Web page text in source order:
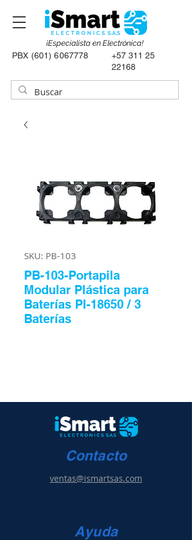
PBX (601) 6067778
+57 311 25
22168
¡Especialista en Electrónica!
SKU: PB-103
PB-103-Portapila
Modular Plástica para
Baterías PI-18650 / 3
Baterías
Contacto
ventas@ismartsas.com
Ayuda